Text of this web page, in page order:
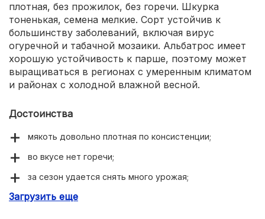
плотная, без прожилок, без горечи. Шкурка
тоненькая, семена мелкие. Сорт устойчив к
большинству заболеваний, включая вирус
огуречной и табачной мозаики. Альбатрос имеет
хорошую устойчивость к парше, поэтому может
выращиваться в регионах с умеренным климатом
и районах с холодной влажной весной.
Достоинства
мякоть довольно плотная по консистенции;
во вкусе нет горечи;
за сезон удается снять много урожая;
хороший иммунитет;
Загрузить еще